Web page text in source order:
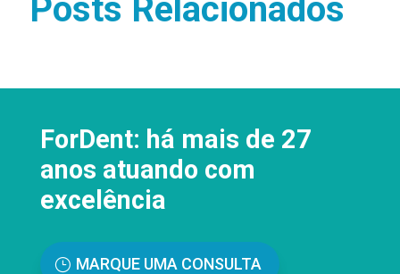
Posts Relacionados
ForDent: há mais de 27
anos atuando com
excelência
MARQUE UMA CONSULTA